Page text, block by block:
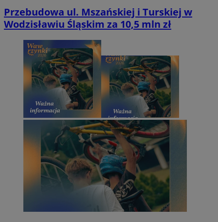
Przebudowa ul. Mszańskiej i Turskiej w
Wodzisławiu Śląskim za 10,5 mln zł